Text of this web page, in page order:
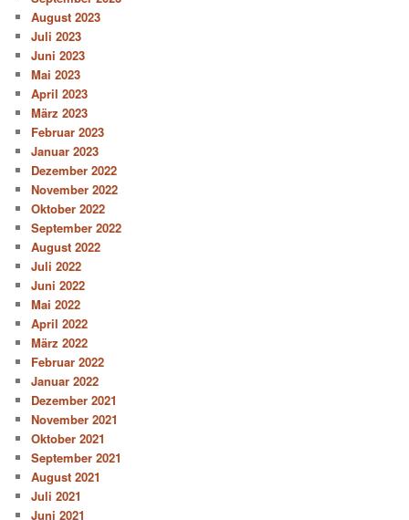
August 2023
Juli 2023
Juni 2023
Mai 2023
April 2023
März 2023
Februar 2023
Januar 2023
Dezember 2022
November 2022
Oktober 2022
September 2022
August 2022
Juli 2022
Juni 2022
Mai 2022
April 2022
März 2022
Februar 2022
Januar 2022
Dezember 2021
November 2021
Oktober 2021
September 2021
August 2021
Juli 2021
Juni 2021